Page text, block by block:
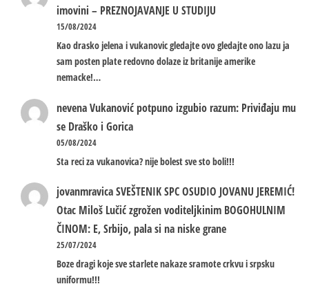
imovini – PREZNOJAVANJE U STUDIJU
15/08/2024
Kao drasko jelena i vukanovic gledajte ovo gledajte ono lazu ja
sam posten plate redovno dolaze iz britanije amerike
nemacke!…
nevenaVukanović potpuno izgubio razum: Priviđaju mu
se Draško i Gorica
05/08/2024
Sta reci za vukanovica? nije bolest sve sto boli!!!
jovanmravicaSVEŠTENIK SPC OSUDIO JOVANU JEREMIĆ!
Otac Miloš Lučić zgrožen voditeljkinim BOGOHULNIM
ČINOM: E, Srbijo, pala si na niske grane
25/07/2024
Boze dragi koje sve starlete nakaze sramote crkvu i srpsku
uniformu!!!